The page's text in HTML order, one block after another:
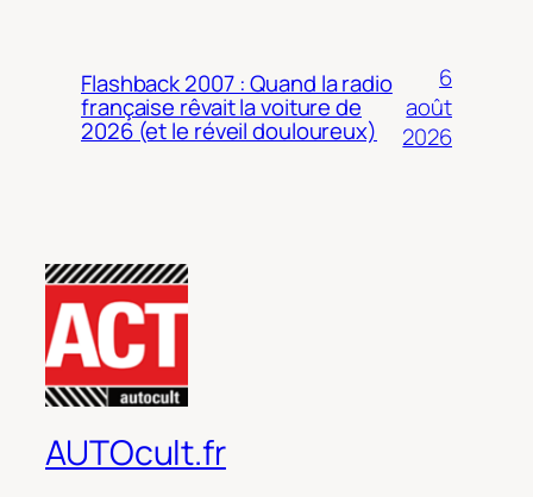
Flashback 2007 : Quand la radio
française rêvait la voiture de
2026 (et le réveil douloureux)
6
août
2026
AUTOcult.fr